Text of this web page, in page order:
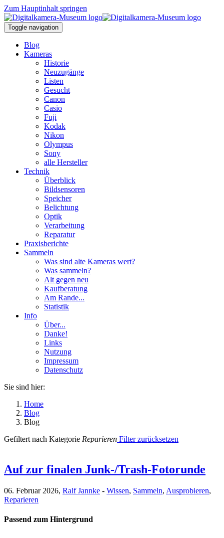
Zum Hauptinhalt springen
Toggle navigation
Blog
Kameras
Historie
Neuzugänge
Listen
Gesucht
Canon
Casio
Fuji
Kodak
Nikon
Olympus
Sony
alle Hersteller
Technik
Überblick
Bildsensoren
Speicher
Belichtung
Optik
Verarbeitung
Reparatur
Praxisberichte
Sammeln
Was sind alte Kameras wert?
Was sammeln?
Alt gegen neu
Kaufberatung
Am Rande...
Statistik
Info
Über...
Danke!
Links
Nutzung
Impressum
Datenschutz
Sie sind hier:
Home
Blog
Blog
Gefiltert nach Kategorie Reparieren Filter zurücksetzen
Auf zur finalen Junk-/Trash-Fotorunde
06. Februar 2026, Ralf Jannke - Wissen, Sammeln, Ausprobieren,
Reparieren
Passend zum Hintergrund